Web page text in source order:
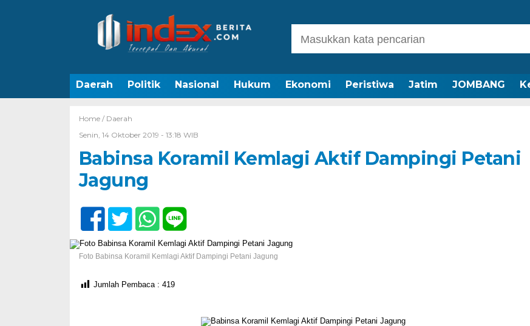
Daerah Politik Nasional Hukum Ekonomi Peristiwa Jatim JOMBANG
Home / Daerah
Senin, 14 Oktober 2019 - 13:18 WIB
Babinsa Koramil Kemlagi Aktif Dampingi Petani
Jagung
Foto Babinsa Koramil Kemlagi Aktif Dampingi Petani Jagung
Jumlah Pembaca : 419